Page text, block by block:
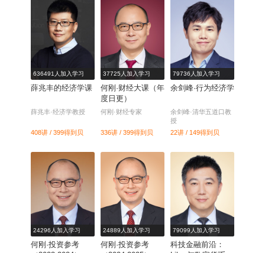
636491人加入学习
薛兆丰的经济学课
薛兆丰·经济学教授
408讲 / 399得到贝
37725人加入学习
何刚·财经大课（年
度日更）
何刚·财经专家
336讲 / 399得到贝
79736人加入学习
余剑峰·行为经济学
余剑峰·清华五道口教
授
22讲 / 149得到贝
24296人加入学习
何刚·投资参考
24889人加入学习
何刚·投资参考
79099人加入学习
科技金融前沿：